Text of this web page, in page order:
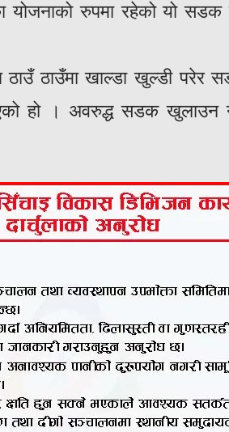
योजनाको रुपमा रहेको यो
ठाउँ ठाउँमा खाल्डा खुल्डी
हो । अवरुद्ध सडक खुलाउन